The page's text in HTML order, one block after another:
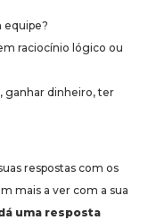
equipe?
raciocínio lógico ou
ganhar dinheiro, ter
respostas com os
mais a ver com a sua
uma resposta